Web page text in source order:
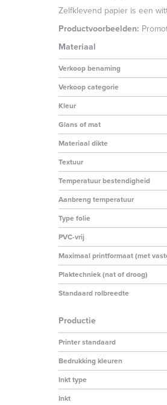
Zelfklevend papier is een
Productvoorbeelden:
Materiaal
Verkoop benaming
Verkoop categorie
Kleur
Glans of mat
Materiaal dikte
Textuur
Temperatuur bestendigheid
Aanbreng temperatuur
Type folie
PVC-vrij
Maximaal printformaat (met
Plaktechniek (nat of droog)
Standaard rolbreedte
Productie
Printer standaard
Bedrukking kleuren
Inkt type
Inkt